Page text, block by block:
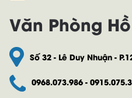
Văn Phòng
Số 32 - Lê Duy Nhuận -
0968.073.986 -